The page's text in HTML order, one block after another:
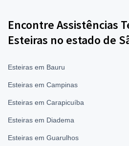
Encontre Assistências
Esteiras no estado de
Esteiras em Bauru
Esteiras em Campinas
Esteiras em Carapicuíba
Esteiras em Diadema
Esteiras em Guarulhos